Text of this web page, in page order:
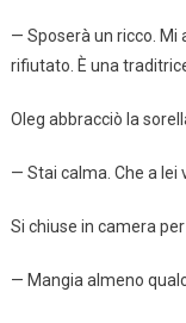
— Sposerà un ricco.
rifiutato. È una
Oleg abbracciò la
— Stai calma. Che a lei
Si chiuse in camera
— Mangia almeno